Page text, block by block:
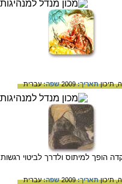
תיכוןתאריך:2009 שפה:עברית
הופך למיתוס ולדרך לביטוי רגשות
תיכוןתאריך:2009 שפה:עברית